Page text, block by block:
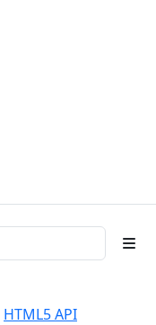
HTML5 API